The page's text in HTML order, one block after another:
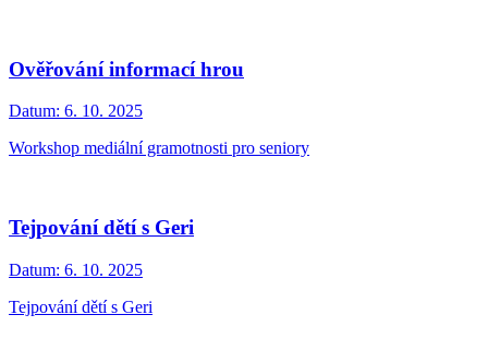
Ověřování informací hrou
Datum: 6. 10. 2025
Workshop mediální gramotnosti pro seniory
Tejpování dětí s Geri
Datum: 6. 10. 2025
Tejpování dětí s Geri